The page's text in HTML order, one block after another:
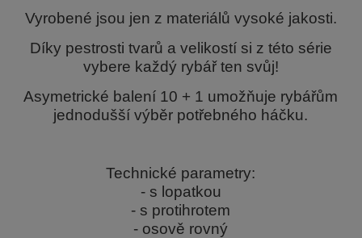
Vyrobené jsou jen z materiálů vysoké jakosti.
Díky pestrosti tvarů a velikostí si z této série
vybere každý rybář ten svůj!
Asymetrické balení 10 + 1 umožňuje rybářům
jednodušší výběr potřebného háčku.
Technické parametry:
- s lopatkou
- s protihrotem
- osově rovný